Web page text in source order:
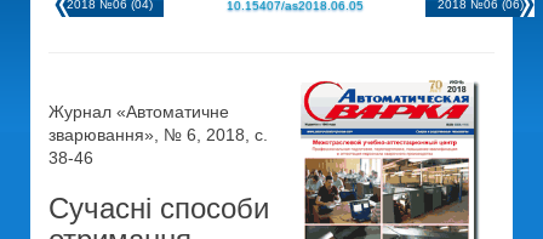
2018 №06 (04) 10.15407/as2018.06.05 2018 №06 (06)
Журнал «Автоматичне
зварювання», № 6, 2018, с.
38-46
Сучасні способи